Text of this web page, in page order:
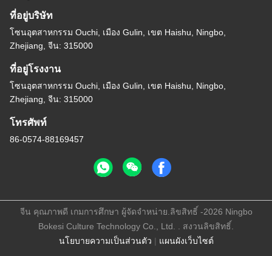
ที่อยู่บริษัท
โซนอุตสาหกรรม Ouchi, เมือง Gulin, เขต Haishu, Ningbo,
Zhejiang, จีน: 315000
ที่อยู่โรงงาน
โซนอุตสาหกรรม Ouchi, เมือง Gulin, เขต Haishu, Ningbo,
Zhejiang, จีน: 315000
โทรศัพท์
86-0574-88169457
นโยบายความเป็นส่วนตัว | แผนผังเว็บไซต์
จีน คุณภาพดี เกมการศึกษา ผู้จัดจําหน่าย.ลิขสิทธิ์ -2026 Ningbo
Bokesi Culture Technology Co., Ltd. . สงวนลิขสิทธิ์.